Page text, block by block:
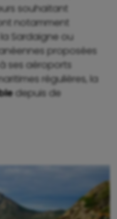
souhaitant
notamment
Sardaigne ou
proposées
ses aéroports
régulières, la
depuis de